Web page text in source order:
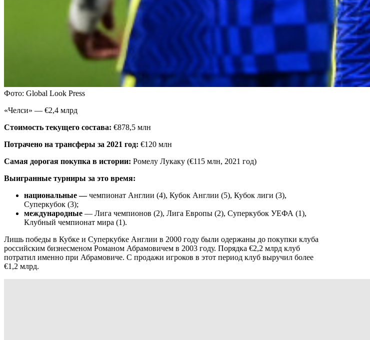
Фото: Global Look Press
«Челси» — €2,4 млрд
Стоимость текущего состава: €878,5 млн
Потрачено на трансферы за 2021 год: €120 млн
Самая дорогая покупка в истории: Ромелу Лукаку (€115 млн, 2021 год)
Выигранные турниры за это время:
национальные —чемпионат Англии (4), Кубок Англии (5), Кубок лиги (3),
Суперкубок (3);
международные — Лига чемпионов (2), Лига Европы (2), Суперкубок УЕФА (1),
Клубный чемпионат мира (1).
Лишь победы в Кубке и Суперкубке Англии в 2000 году были одержаны до покупки клуба
российским бизнесменом Романом Абрамовичем в 2003 году. Порядка €2,2 млрд клуб
потратил именно при Абрамовиче. С продажи игроков в этот период клуб выручил более
€1,2 млрд.